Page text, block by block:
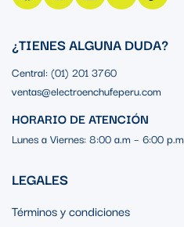
¿TIENES ALGUNA DUDA?
Central: (01) 201 3760
ventas@electroenchufeperu.com
HORARIO DE ATENCIÓN
Lunes a Viernes: 8:00 a.m – 6:00 p.m
LEGALES
Términos y condiciones